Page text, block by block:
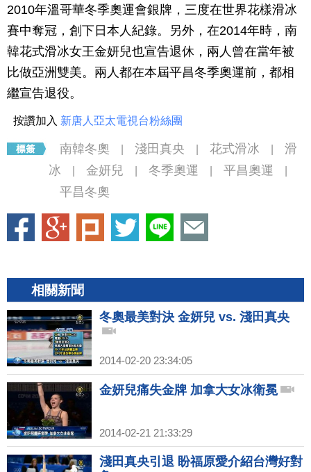
2010年溫哥華冬季奧運會銀牌，三度在世界花樣滑冰
賽中奪冠，創下日本人紀錄。另外，在2014年時，南
韓花式滑冰女王金妍兒也宣告退休，兩人曾在當年被
比做亞洲雙美。兩人都在本屆平昌冬季奧運前，都相
繼宣告退役。
按讚加入 新唐人亞太電視台粉絲團
南韓冬奧 淺田真央 花式滑冰
滑
冰
金妍兒 冬季奧運 平昌奧運
平昌冬奧
相關新聞
冬奧最美對決 金妍兒 vs. 淺田真央
2014-02-20 23:34:05
金妍兒痛失金牌 加拿大女冰衛冕
2014-02-21 21:33:29
淺田真央引退 盼福原愛介紹台灣好對